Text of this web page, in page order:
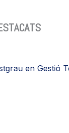
en Gestió